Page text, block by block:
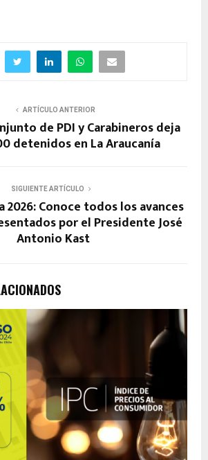
ARTÍCULO ANTERIOR
de PDI y Carabineros deja
detenidos en La Araucanía
SIGUIENTE ARTÍCULO
2026: Conoce todos los avances
por el Presidente José
Antonio Kast